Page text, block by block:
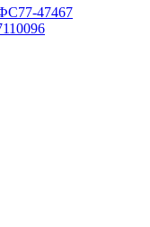
47467